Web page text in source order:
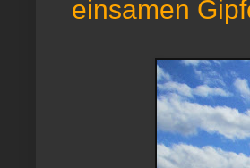
einsamen